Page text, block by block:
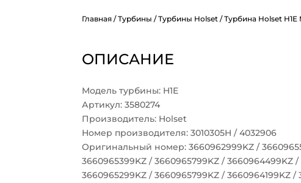
Главная /Турбины /Турбины Holset / Турбина Holset H1E
ОПИСАНИЕ
Модель турбины: H1E
Артикул: 3580274
Производитель: Holset
Номер производителя: 3010305H / 4032906
Оригинальный номер: 3660962999KZ /
3660965399KZ / 3660965799KZ / 3660964499KZ
3660965299KZ / 3660965799KZ / 3660964199KZ /